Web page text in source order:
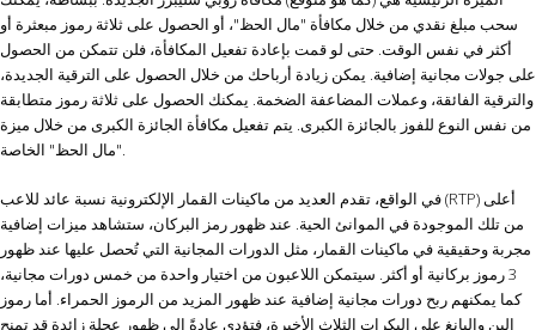
سحب مبلغ نقدي من خلال مكافأة "مال الحظ"، أو الحصول على ثلاثة رموز مبعثرة أو
أكثر في نفس الوقت. حتى لو قمت بإعادة تفعيل المكافأة، فلن تتمكن من الحصول
على جولات مجانية إضافية. يمكن زيادة أرباحك من خلال الحصول على الترقية الجديدة،
والترقية الفائقة، وعملات المضاعفة الضخمة. يمكنك الحصول على ثلاثة رموز متطابقة
من نفس النوع للفوز بالجائزة الكبرى. يتم تفعيل مكافأة الجائزة الكبرى من خلال ميزة
"مال الحظ" الخاصة.
في الواقع، تقدم العديد من ماكينات القمار الإلكترونية نسبة عائد للاعب (RTP) أعلى
من تلك الموجودة في الموانئ الحية. عند ظهور رمز البركان، ستشاهد ميزات إضافية
مجربة وحقيقية في ماكينات القمار، مثل الدورات المجانية التي تُحصل عليها عند ظهور
3 رموز بركانية أو أكثر. سيتمكن اللاعبون من اختيار واحدة من خمس دورات مجانية،
كما يمكنهم ربح دورات مجانية إضافية عند ظهور المزيد من الرموز الحمراء. أما رموز
الين واليانغ على البكرات الثلاث الأخيرة، فتؤدي عادةً إلى ظهور عجلة زائدة قد تمنح